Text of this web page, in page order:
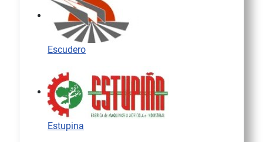
Escudero
Estupina